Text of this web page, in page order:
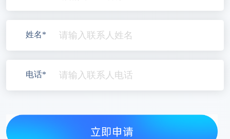
姓名*
电话*